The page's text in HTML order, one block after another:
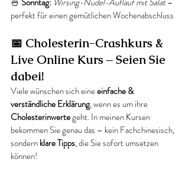
perfekt für einen gemütlichen Wochenabschluss
📅 Cholesterin-Crashkurs &
Live Online Kurs – Seien Sie
dabei!
Viele wünschen sich eine einfache &
verständliche Erklärung, wenn es um ihre
Cholesterinwerte geht. In meinen Kursen
bekommen Sie genau das – kein Fachchinesisch,
sondern klare Tipps, die Sie sofort umsetzen
können!